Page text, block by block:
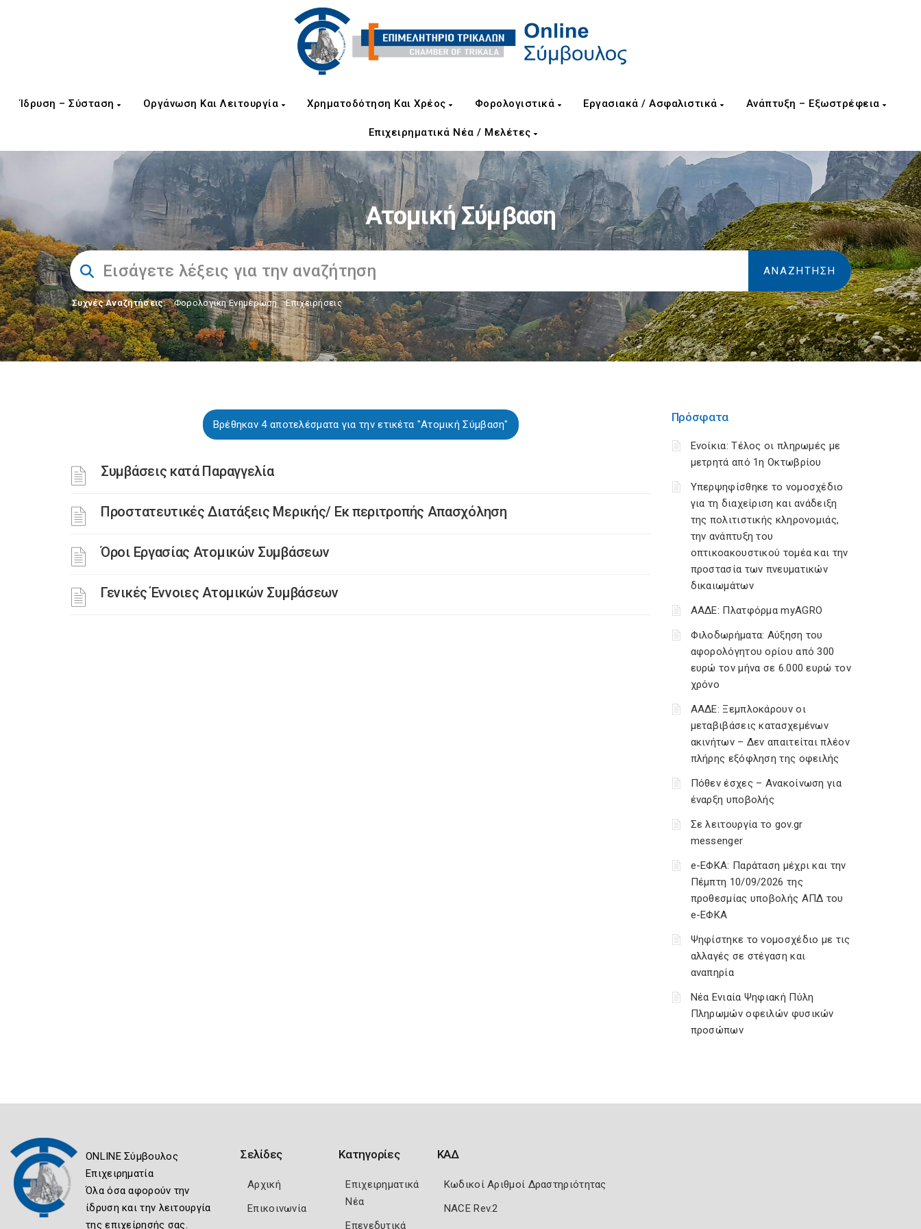
Ίδρυση – Σύσταση Οργάνωση Και Λειτουργία Χρηματοδότηση Και Χρέος Φορολογιστικά Εργασιακά / Ασφαλιστικά Ανάπτυξη – Εξωστρέφεια
Επιχειρηματικά Νέα / Μελέτες
Ατομική Σύμβαση
Συχνές Αναζητήσεις: Φορολογικη Ενημέρωση, Επιχειρήσεις
Βρέθηκαν 4 αποτελέσματα για την ετικέτα "Ατομική Σύμβαση"
Συμβάσεις κατά Παραγγελία
Προστατευτικές Διατάξεις Μερικής/ Εκ περιτροπής Απασχόληση
Όροι Εργασίας Ατομικών Συμβάσεων
Γενικές Έννοιες Ατομικών Συμβάσεων
Πρόσφατα
Ενοίκια: Τέλος οι πληρωμές με
μετρητά από 1η Οκτωβρίου
Υπερψηφίσθηκε το νομοσχέδιο
για τη διαχείριση και ανάδειξη
της πολιτιστικής κληρονομιάς,
την ανάπτυξη του
οπτικοακουστικού τομέα και την
προστασία των πνευματικών
δικαιωμάτων
ΑΑΔΕ: Πλατφόρμα myAGRO
Φιλοδωρήματα: Αύξηση του
αφορολόγητου ορίου από 300
ευρώ τον μήνα σε 6.000 ευρώ τον
χρόνο
ΑΑΔΕ: Ξεμπλοκάρουν οι
μεταβιβάσεις κατασχεμένων
ακινήτων – Δεν απαιτείται πλέον
πλήρης εξόφληση της οφειλής
Πόθεν έσχες – Ανακοίνωση για
έναρξη υποβολής
Σε λειτουργία το gov.gr
messenger
e-ΕΦΚΑ: Παράταση μέχρι και την
Πέμπτη 10/09/2026 της
προθεσμίας υποβολής ΑΠΔ του
e-ΕΦΚΑ
Ψηφίστηκε το νομοσχέδιο με τις
αλλαγές σε στέγαση και
αναπηρία
Νέα Ενιαία Ψηφιακή Πύλη
Πληρωμών οφειλών φυσικών
προσώπων
ONLINE Σύμβουλος
Επιχειρηματία
Όλα όσα αφορούν την
ίδρυση και την λειτουργία
της επιχείρησής σας.
Σελίδες
Αρχική
Επικοινωνία
Κατηγορίες
Επιχειρηματικά
Νέα
Επενεδυτικά
ΚΑΔ
Κωδικοί Αριθμοί Δραστηριότητας
NACE Rev.2